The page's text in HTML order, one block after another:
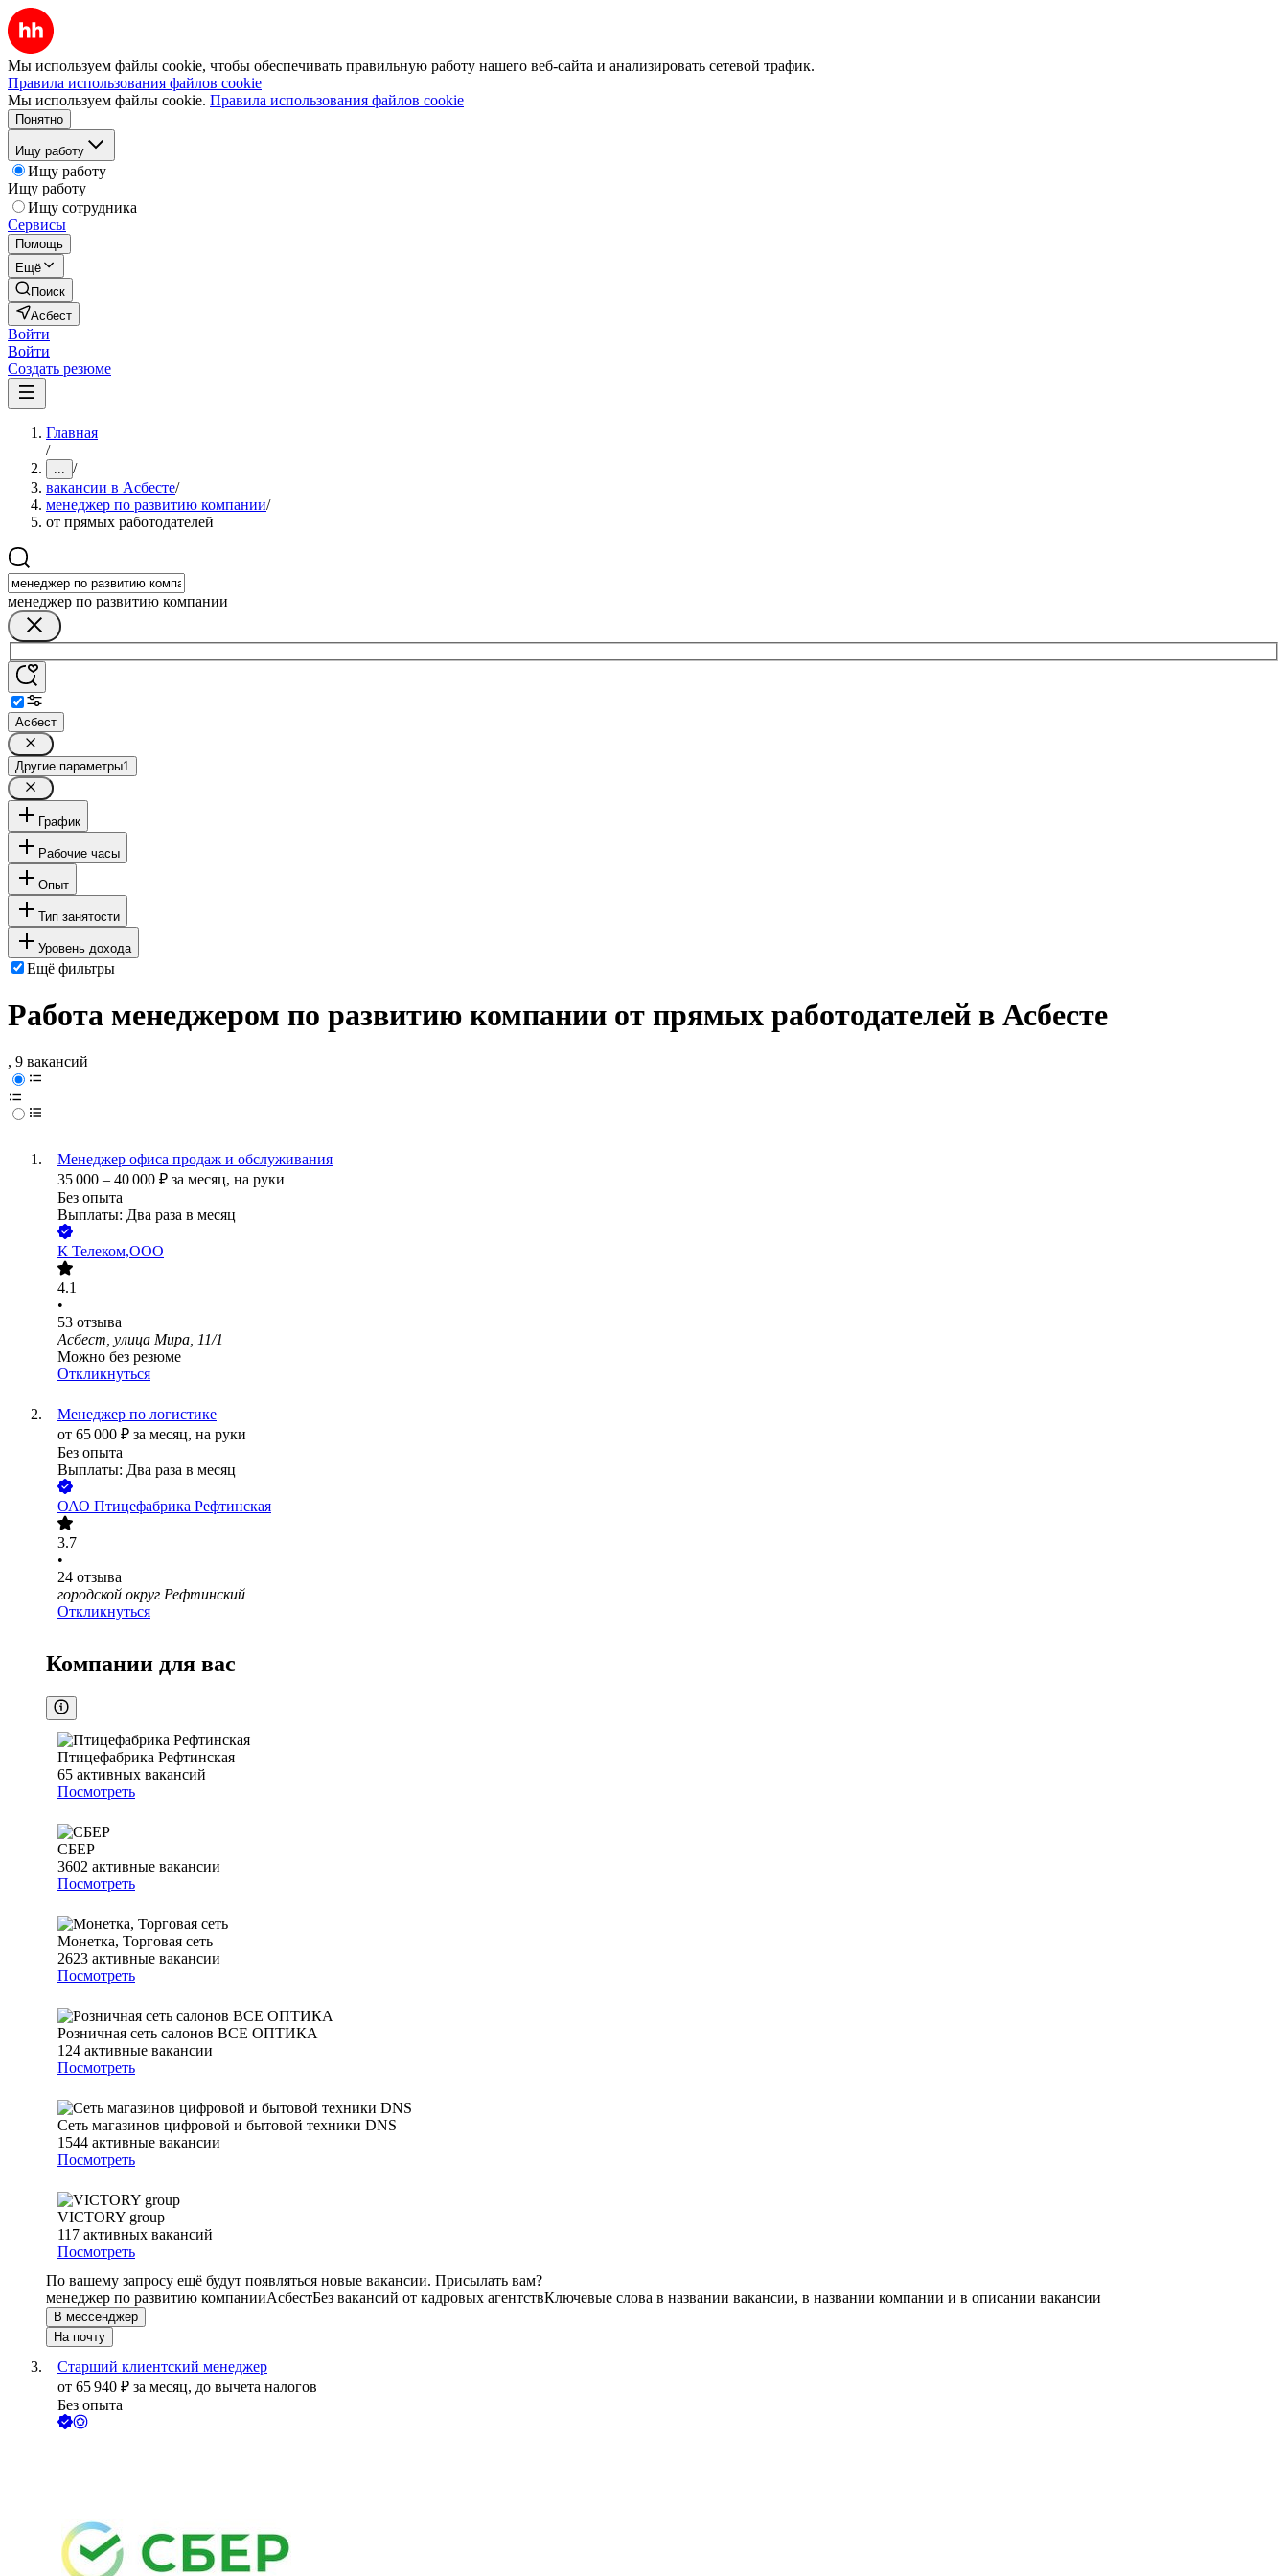
Мы используем файлы cookie, чтобы обеспечивать правильную работу нашего веб-сайта и анализировать сетевой трафик.
Правила использования файлов cookie
Мы используем файлы cookie. Правила использования файлов cookie
Понятно
Ищу работу
Ищу работу
Ищу работу
Ищу сотрудника
Сервисы
Помощь
Ещё
Поиск
Асбест
Войти
Войти
Создать резюме
Главная
/
... /
вакансии в Асбесте/
менеджер по развитию компании/
от прямых работодателей
менеджер по развитию компании
Асбест
Другие параметры1
График
Рабочие часы
Опыт
Тип занятости
Уровень дохода
Ещё фильтры
Работа менеджером по развитию компании от прямых работодателей в Асбесте
, 9 вакансий
Менеджер офиса продаж и обслуживания
35 000 – 40 000 ₽ за месяц, на руки
Без опыта
Выплаты: Два раза в месяц
К Телеком,ООО
4.1
•
53 отзыва
Асбест, улица Мира, 11/1
Можно без резюме
Откликнуться
Менеджер по логистике
от 65 000 ₽ за месяц, на руки
Без опыта
Выплаты: Два раза в месяц
ОАО Птицефабрика Рефтинская
3.7
•
24 отзыва
городской округ Рефтинский
Откликнуться
Компании для вас
Птицефабрика Рефтинская
65 активных вакансий
Посмотреть
СБЕР
3602 активные вакансии
Посмотреть
Монетка, Торговая сеть
2623 активные вакансии
Посмотреть
Розничная сеть салонов ВСЕ ОПТИКА
124 активные вакансии
Посмотреть
Сеть магазинов цифровой и бытовой техники DNS
1544 активные вакансии
Посмотреть
VICTORY group
117 активных вакансий
Посмотреть
По вашему запросу ещё будут появляться новые вакансии. Присылать вам?
менеджер по развитию компанииАсбестБез вакансий от кадровых агентствКлючевые слова в названии вакансии, в названии компании и в описании вакансии
В мессенджер
На почту
Старший клиентский менеджер
от 65 940 ₽ за месяц, до вычета налогов
Без опыта